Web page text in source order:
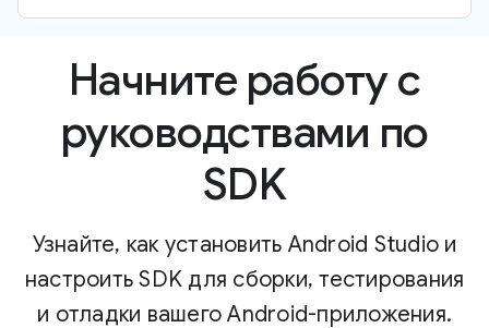
Начните работу с
руководствами по
SDK
Узнайте, как установить Android Studio и
настроить SDK для сборки, тестирования
и отладки вашего Android-приложения.